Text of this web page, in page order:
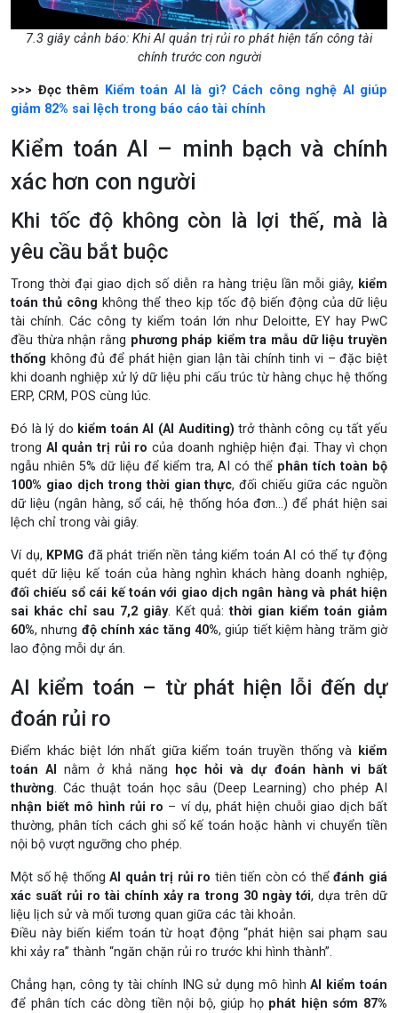
7.3 giây cảnh báo: Khi AI quản trị rủi ro phát hiện tấn công tài
chính trước con người
>>> Đọc thêm
Kiểm toán AI là gì? Cách công nghệ AI giúp
giảm 82% sai lệch trong báo cáo tài chính
Kiểm toán AI – minh bạch và chính
xác hơn con người
Khi tốc độ không còn là lợi thế, mà là
yêu cầu bắt buộc
Trong thời đại giao dịch số diễn ra hàng triệu lần mỗi giây, kiểm
toán thủ công không thể theo kịp tốc độ biến động của dữ liệu
tài chính. Các công ty kiểm toán lớn như Deloitte, EY hay PwC
đều thừa nhận rằng phương pháp kiểm tra mẫu dữ liệu truyền
thống không đủ để phát hiện gian lận tài chính tinh vi – đặc biệt
khi doanh nghiệp xử lý dữ liệu phi cấu trúc từ hàng chục hệ thống
ERP, CRM, POS cùng lúc.
Đó là lý do kiểm toán AI (AI Auditing) trở thành công cụ tất yếu
trong AI quản trị rủi ro của doanh nghiệp hiện đại. Thay vì chọn
ngẫu nhiên 5% dữ liệu để kiểm tra, AI có thể phân tích toàn bộ
100% giao dịch trong thời gian thực, đối chiếu giữa các nguồn
dữ liệu (ngân hàng, sổ cái, hệ thống hóa đơn…) để phát hiện sai
lệch chỉ trong vài giây.
Ví dụ, KPMG đã phát triển nền tảng kiểm toán AI có thể tự động
quét dữ liệu kế toán của hàng nghìn khách hàng doanh nghiệp,
đối chiếu sổ cái kế toán với giao dịch ngân hàng và phát hiện
sai khác chỉ sau 7,2 giây. Kết quả:thời gian kiểm toán giảm
60%, nhưng độ chính xác tăng 40%, giúp tiết kiệm hàng trăm giờ
lao động mỗi dự án.
AI kiểm toán – từ phát hiện lỗi đến dự
đoán rủi ro
Điểm khác biệt lớn nhất giữa kiểm toán truyền thống và kiểm
toán AI
nằm ở khả năng
học hỏi và dự đoán hành vi bất
thường. Các thuật toán học sâu (Deep Learning) cho phép AI
nhận biết mô hình rủi ro – ví dụ, phát hiện chuỗi giao dịch bất
thường, phân tích cách ghi sổ kế toán hoặc hành vi chuyển tiền
nội bộ vượt ngưỡng cho phép.
Một số hệ thốngAI quản trị rủi ro tiên tiến còn có thểđánh giá
xác suất rủi ro tài chính xảy ra trong 30 ngày tới, dựa trên dữ
liệu lịch sử và mối tương quan giữa các tài khoản.
Điều này biến kiểm toán từ hoạt động “phát hiện sai phạm sau
khi xảy ra” thành “ngăn chặn rủi ro trước khi hình thành”.
Chẳng hạn, công ty tài chính ING sử dụng mô hìnhAI kiểm toán
để phân tích các dòng tiền nội bộ, giúp họ phát hiện sớm 87%